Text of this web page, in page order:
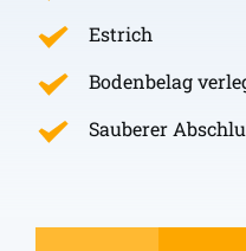
Estrich
Bodenbelag
Sauberer